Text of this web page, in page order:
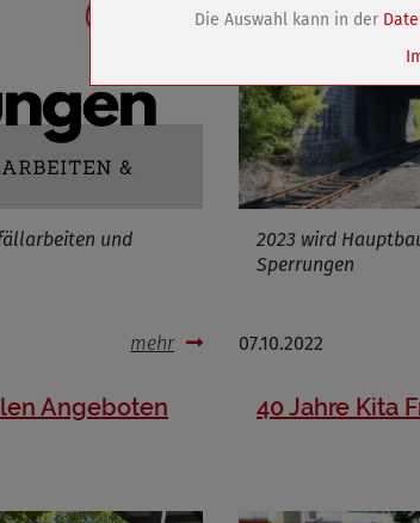
und
mehr
2023 wird
Sperrungen
07.10.2022
Angeboten 40 Jahre Kita
Speichert die
Cookies.
Cookies die bei der
Zweck
Marketing/Tracking
_osm_totp_token
Name
Cookies die bei der
Cookie Name
Die Auswahl kann in der